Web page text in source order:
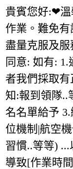
貴賓您好:❤
作業。難免
盡量克服及
同意: 如有:
者我們採取
知:報到領隊..
名名單給予
位機制|航空
習慣..等等) ...
導致[作業時